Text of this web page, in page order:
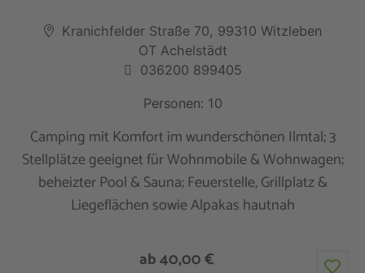
Kranichfelder Straße 70, 99310 Witzleben
OT Achelstädt
036200 899405
Personen: 10
Camping mit Komfort im wunderschönen Ilmtal; 3
Stellplätze geeignet für Wohnmobile & Wohnwagen;
beheizter Pool & Sauna; Feuerstelle, Grillplatz &
Liegeflächen sowie Alpakas hautnah
ab 40,00 €